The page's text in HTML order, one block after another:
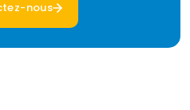
nous